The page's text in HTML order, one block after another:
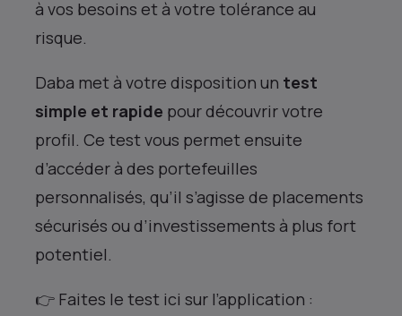
à vos besoins et à votre tolérance au
risque.
Daba met à votre disposition un test
simple et rapide pour découvrir votre
profil. Ce test vous permet ensuite
d’accéder à des portefeuilles
personnalisés, qu’il s’agisse de placements
sécurisés ou d’investissements à plus fort
potentiel.
👉 Faites le test ici sur l’application :